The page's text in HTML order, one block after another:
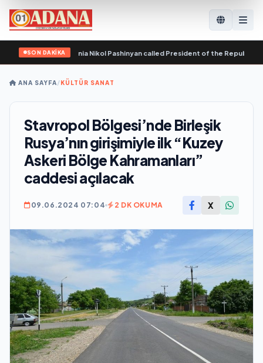
SON DAKİKA
Republic of Armenia Nikol Pashinyan called President of the Republic of
ANA SAYFA/KÜLTÜR SANAT
Stavropol Bölgesi’nde Birleşik
Rusya’nın girişimiyle ilk “Kuzey
Askeri Bölge Kahramanları”
caddesi açılacak
09.06.2024 07:04 2 DK OKUMA X